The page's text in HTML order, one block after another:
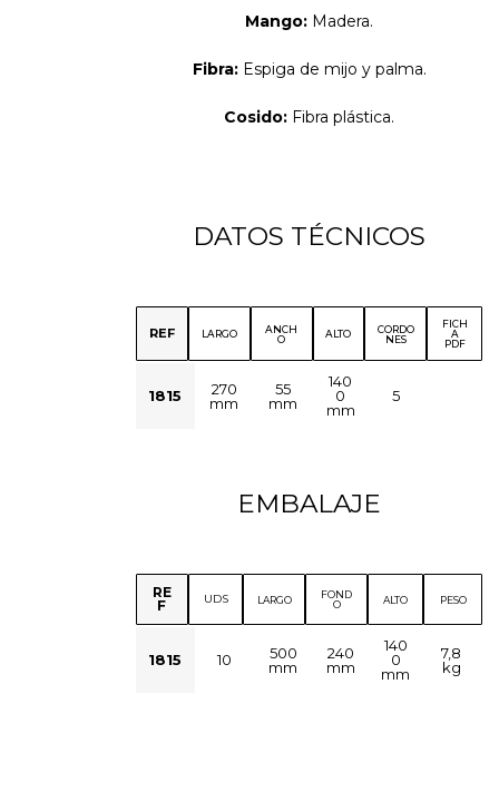
Mango: Madera.
Fibra: Espiga de mijo y palma.
Cosido: Fibra plástica.
DATOS TÉCNICOS
REF LARGO
ANCH
O
ALTO
CORDO
NES
FICH
A
PDF
1815
270
mm
55
mm
140
0
mm
5
EMBALAJE
RE
F
UDS LARGO
FOND
O
ALTO PESO
1815 10
500
mm
240
mm
140
0
mm
7,8
kg